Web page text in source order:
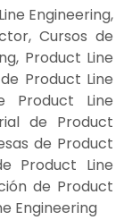
Engineering,
Cursos de
Product Line
Product Line
Product Line
de Product
de Product
Product Line
de Product
Engineering